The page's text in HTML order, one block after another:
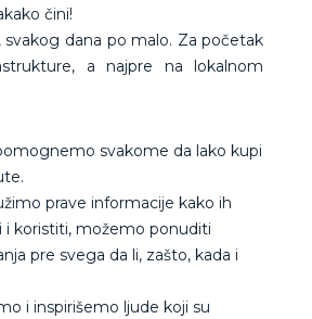
čini!
svakog dana po malo. Za početak
a najpre na lokalnom
svakome da lako kupi
prave informacije kako ih
i koristiti, možemo ponuditi
pre svega da li, zašto, kada i
i inspirišemo ljude koji su